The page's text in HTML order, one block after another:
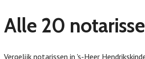
Alle 20
Vergelijk notarissen in 's-Heer